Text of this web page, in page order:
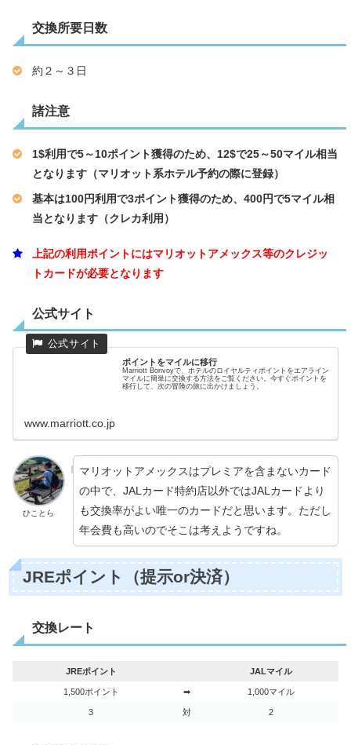
交換所要日数
約２～３日
諸注意
1$利用で5～10ポイント獲得のため、12$で25～50マイル相当
となります（マリオット系ホテル予約の際に登録）
基本は100円利用で3ポイント獲得のため、400円で5マイル相
当となります（クレカ利用）
上記の利用ポイントにはマリオットアメックス等のクレジッ
トカードが必要となります
公式サイト
ポイントをマイルに移行
Marriott Bonvoyで、ホテルのロイヤルティポイントをエアライン
マイルに簡単に交換する方法をご覧ください。今すぐポイントを
移行して、次の冒険の旅に出かけましょう。
www.marriott.co.jp
ひことら
マリオットアメックスはプレミアを含まないカード
の中で、JALカード特約店以外ではJALカードより
も交換率がよい唯一のカードだと思います。ただし
年会費も高いのでそこは考えようですね。
JREポイント（提示or決済）
交換レート
JREポイント JALマイル
1,500ポイント ➡ 1,000マイル
3 対 2